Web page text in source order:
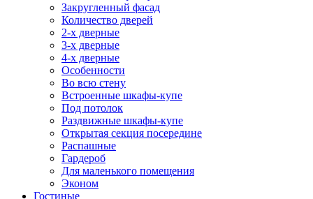
Закругленный фасад
Количество дверей
2-х дверные
3-х дверные
4-х дверные
Особенности
Во всю стену
Встроенные шкафы-купе
Под потолок
Раздвижные шкафы-купе
Открытая секция посередине
Распашные
Гардероб
Для маленького помещения
Эконом
Гостиные